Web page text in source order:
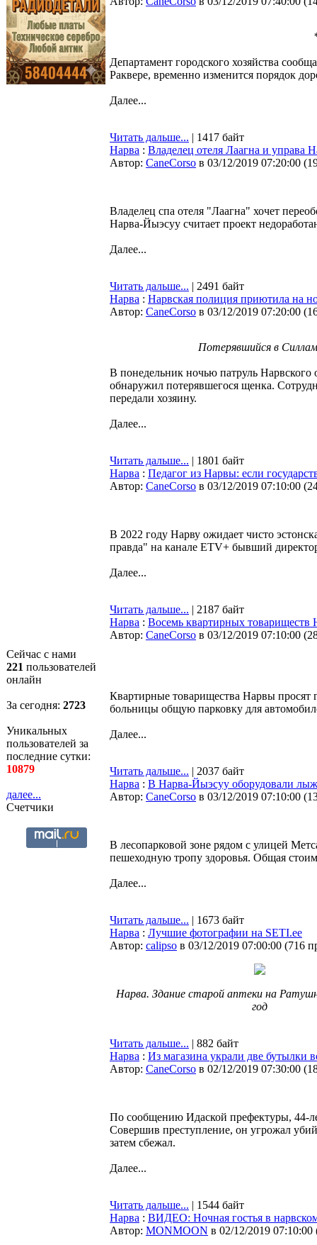
Сейчас с нами
221 пользователей
онлайн
За сегодня: 2723
Уникальных
пользователей за
последние сутки:
10879
далее...
Счетчики
Департамент городского хозяйства
Раквере, временно изменится порядок
Далее...
Читать дальше... | 1417 байт
Нарва : Владелец отеля Лаагна и управа
Автор: CaneCorso в 03/12/2019 07:20:00 (
Владелец спа отеля "Лаагна" хочет
Нарва-Йыэсуу считает проект
Далее...
Читать дальше... | 2491 байт
Нарва : Нарвская полиция приютила на
Автор: CaneCorso в 03/12/2019 07:20:00 (
Потерявшийся в
В понедельник ночью патруль
обнаружил потерявшегося щенка.
передали хозяину.
Далее...
Читать дальше... | 1801 байт
Нарва : Педагог из Нарвы: если
Автор: CaneCorso в 03/12/2019 07:10:00 (
В 2022 году Нарву ожидает чисто
правда" на канале ETV+ бывший
Далее...
Читать дальше... | 2187 байт
Нарва : Восемь квартирных товариществ
Автор: CaneCorso в 03/12/2019 07:10:00 (
Квартирные товарищества Нарвы просят
больницы общую парковку для
Далее...
Читать дальше... | 2037 байт
Нарва : В Нарва-Йыэсуу оборудовали
Автор: CaneCorso в 03/12/2019 07:10:00 (
В лесопарковой зоне рядом с улицей
пешеходную тропу здоровья. Общая
Далее...
Читать дальше... | 1673 байт
Нарва : Лучшие фотографии на SETI.ee
Автор: calipso в 03/12/2019 07:00:00 (716
Нарва. Здание старой аптеки на
год
Читать дальше... | 882 байт
Нарва : Из магазина украли две бутылки
Автор: CaneCorso в 02/12/2019 07:30:00 (
По сообщению Идаской префектуры, 44-
Совершив преступление, он угрожал
затем сбежал.
Далее...
Читать дальше... | 1544 байт
Нарва : ВИДЕО: Ночная гостья в
Автор: MONMOON в 02/12/2019 07:10:00